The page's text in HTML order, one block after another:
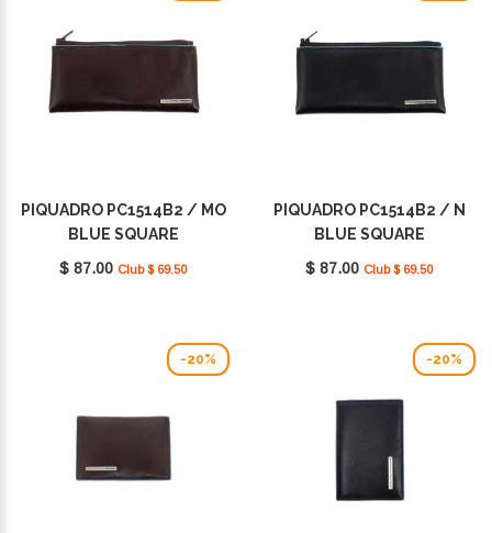
PIQUADRO PC1514B2 / MO
BLUE SQUARE
$ 87.00 Club $ 69.50
PIQUADRO PC1514B2 / N
BLUE SQUARE
$ 87.00 Club $ 69.50
-20% -20%